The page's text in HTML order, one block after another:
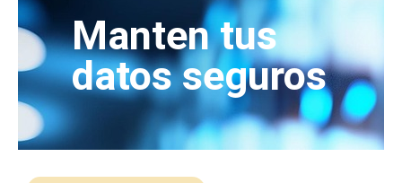
Manten tus
datos seguros